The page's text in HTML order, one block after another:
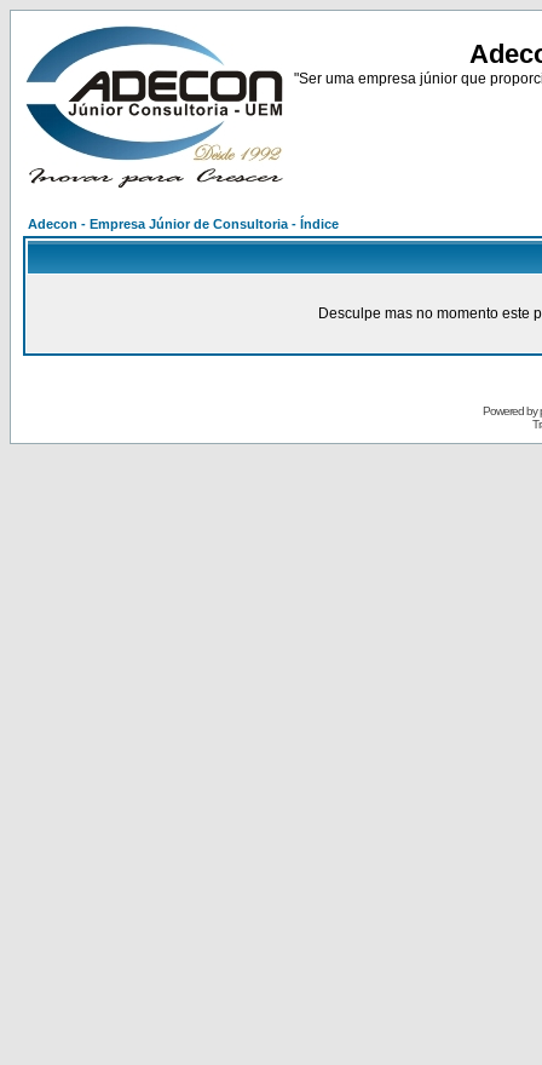
"Ser uma empresa júnior que
Adecon - Empresa Júnior de Consultoria - Índice
Desculpe mas no momento este
Powered by